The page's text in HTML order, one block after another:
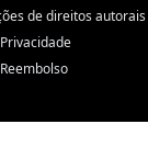
de direitos autorais